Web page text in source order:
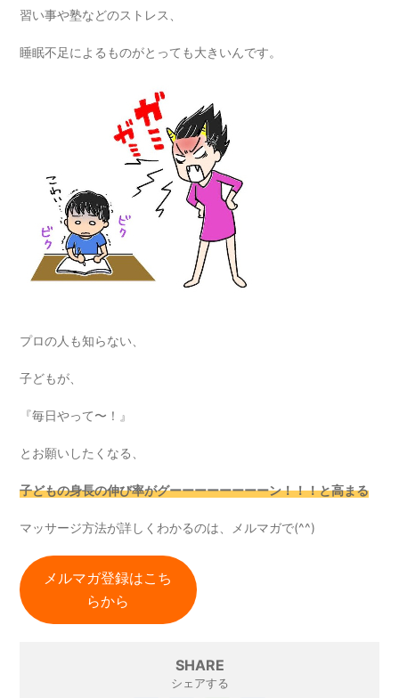
習い事や塾などのストレス、
睡眠不足によるものがとっても大きいんです。
プロの人も知らない、
子どもが、
『毎日やって〜！』
とお願いしたくなる、
子どもの身長の伸び率がグーーーーーーーーン！！！と高まる
マッサージ方法が詳しくわかるのは、メルマガで(^^)
メルマガ登録はこち
らから
SHARE
シェアする